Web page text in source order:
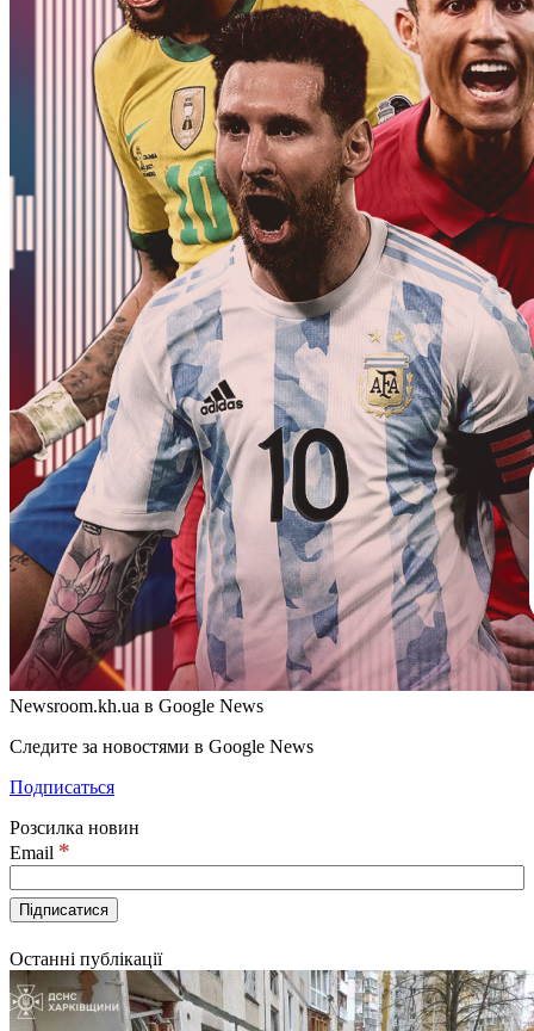
Newsroom.kh.ua в Google News
Следите за новостями в Google News
Подписаться
Розсилка новин
Email *
Останні публікації